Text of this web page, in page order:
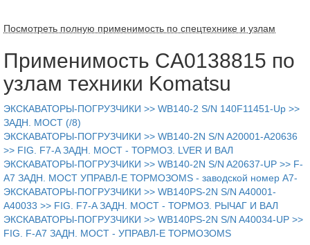
Посмотреть полную применимость по спецтехнике и узлам
Применимость CA0138815 по
узлам техники Komatsu
ЭКСКАВАТОРЫ-ПОГРУЗЧИКИ >> WB140-2 S/N 140F11451-Up >>
ЗАДН. МОСТ (/8)
ЭКСКАВАТОРЫ-ПОГРУЗЧИКИ >> WB140-2N S/N A20001-A20636
>> FIG. F7-A ЗАДН. МОСТ - ТОРМОЗ. LVER И ВАЛ
ЭКСКАВАТОРЫ-ПОГРУЗЧИКИ >> WB140-2N S/N A20637-UP >> F-
A7 ЗАДН. МОСТ УПРАВЛ-Е ТОРМОЗОМS - заводской номер A7-
ЭКСКАВАТОРЫ-ПОГРУЗЧИКИ >> WB140PS-2N S/N A40001-
A40033 >> FIG. F7-A ЗАДН. МОСТ - ТОРМОЗ. РЫЧАГ И ВАЛ
ЭКСКАВАТОРЫ-ПОГРУЗЧИКИ >> WB140PS-2N S/N A40034-UP >>
FIG. F-A7 ЗАДН. МОСТ - УПРАВЛ-Е ТОРМОЗОМS